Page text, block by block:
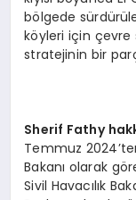
bölgede
köyleri için çevre
stratejinin bir
Sherif Fathy
Temmuz
Bakanı olarak
Sivil Havacılık